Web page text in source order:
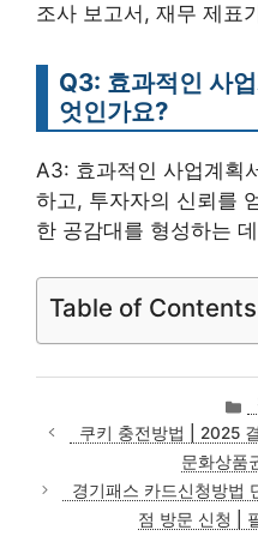
조사 보고서, 재무 제표
Q3: 효과적인 사
엇인가요?
A3: 효과적인 사업계획
하고, 투자자의 신뢰를
한 공감대를 형성하는
Table of Contents
쿠키 충전방법 | 2025
문화상품
경기패스 카드신청방법
점 방문 신청 |